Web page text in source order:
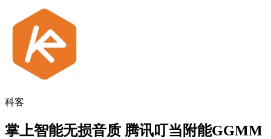
科客
掌上智能无损音质 腾讯叮当附能GGMM